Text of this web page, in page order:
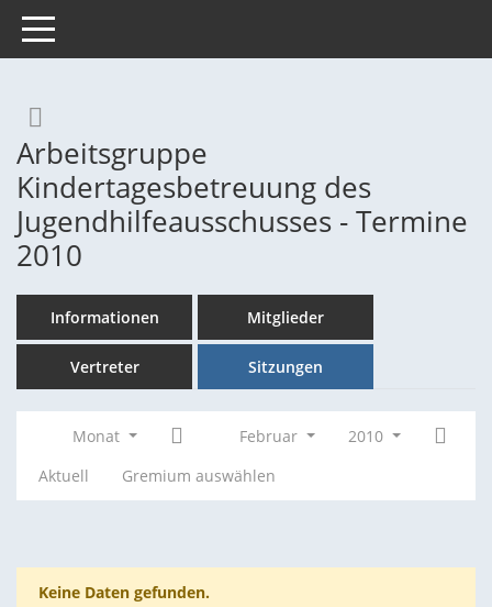
Toggle navigation
Arbeitsgruppe
Kindertagesbetreuung des
Jugendhilfeausschusses - Termine
2010
Informationen Mitglieder
Vertreter Sitzungen
Monat Februar
2010
Aktuell
Gremium auswählen
Keine Daten gefunden.